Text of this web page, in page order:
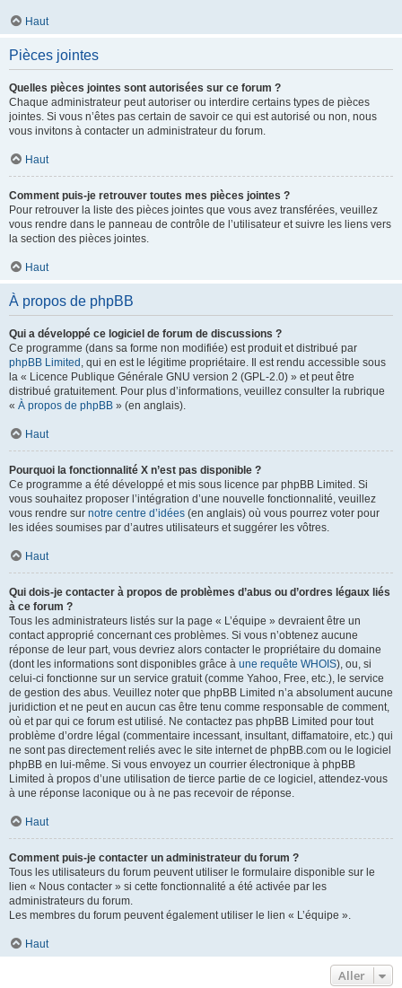
Haut
Pièces jointes
Quelles pièces jointes sont autorisées sur ce forum ?
Chaque administrateur peut autoriser ou interdire certains types de pièces
jointes. Si vous n’êtes pas certain de savoir ce qui est autorisé ou non, nous
vous invitons à contacter un administrateur du forum.
Haut
Comment puis-je retrouver toutes mes pièces jointes ?
Pour retrouver la liste des pièces jointes que vous avez transférées, veuillez
vous rendre dans le panneau de contrôle de l’utilisateur et suivre les liens vers
la section des pièces jointes.
Haut
À propos de phpBB
Qui a développé ce logiciel de forum de discussions ?
Ce programme (dans sa forme non modifiée) est produit et distribué par
phpBB Limited , qui en est le légitime propriétaire. Il est rendu accessible sous
la « Licence Publique Générale GNU version 2 (GPL-2.0) » et peut être
distribué gratuitement. Pour plus d’informations, veuillez consulter la rubrique
« À propos de phpBB » (en anglais).
Haut
Pourquoi la fonctionnalité X n’est pas disponible ?
Ce programme a été développé et mis sous licence par phpBB Limited. Si
vous souhaitez proposer l’intégration d’une nouvelle fonctionnalité, veuillez
vous rendre sur notre centre d’idées (en anglais) où vous pourrez voter pour
les idées soumises par d’autres utilisateurs et suggérer les vôtres.
Haut
Qui dois-je contacter à propos de problèmes d’abus ou d’ordres légaux liés
à ce forum ?
Tous les administrateurs listés sur la page « L’équipe » devraient être un
contact approprié concernant ces problèmes. Si vous n’obtenez aucune
réponse de leur part, vous devriez alors contacter le propriétaire du domaine
(dont les informations sont disponibles grâce à une requête WHOIS), ou, si
celui-ci fonctionne sur un service gratuit (comme Yahoo, Free, etc.), le service
de gestion des abus. Veuillez noter que phpBB Limited n’a absolument aucune
juridiction et ne peut en aucun cas être tenu comme responsable de comment,
où et par qui ce forum est utilisé. Ne contactez pas phpBB Limited pour tout
problème d’ordre légal (commentaire incessant, insultant, diffamatoire, etc.) qui
ne sont pas directement reliés avec le site internet de phpBB.com ou le logiciel
phpBB en lui-même. Si vous envoyez un courrier électronique à phpBB
Limited à propos d’une utilisation de tierce partie de ce logiciel, attendez-vous
à une réponse laconique ou à ne pas recevoir de réponse.
Haut
Comment puis-je contacter un administrateur du forum ?
Tous les utilisateurs du forum peuvent utiliser le formulaire disponible sur le
lien « Nous contacter » si cette fonctionnalité a été activée par les
administrateurs du forum.
Les membres du forum peuvent également utiliser le lien « L’équipe ».
Haut
Aller